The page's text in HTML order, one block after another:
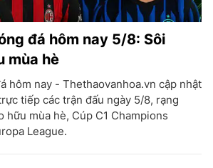
đá hôm nay 5/8: Sôi
mùa hè
hôm nay - Thethaovanhoa.vn cập nhật
tiếp các trận đấu ngày 5/8, rạng
hữu mùa hè, Cúp C1 Champions
League.